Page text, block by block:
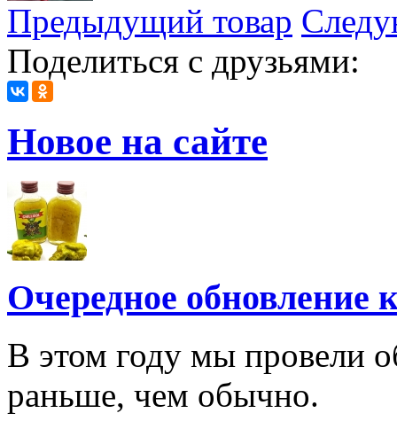
Предыдущий товар
Поделиться с друзьями:
Новое на сайте
Очередное обновление
В этом году мы провели
раньше, чем обычно.